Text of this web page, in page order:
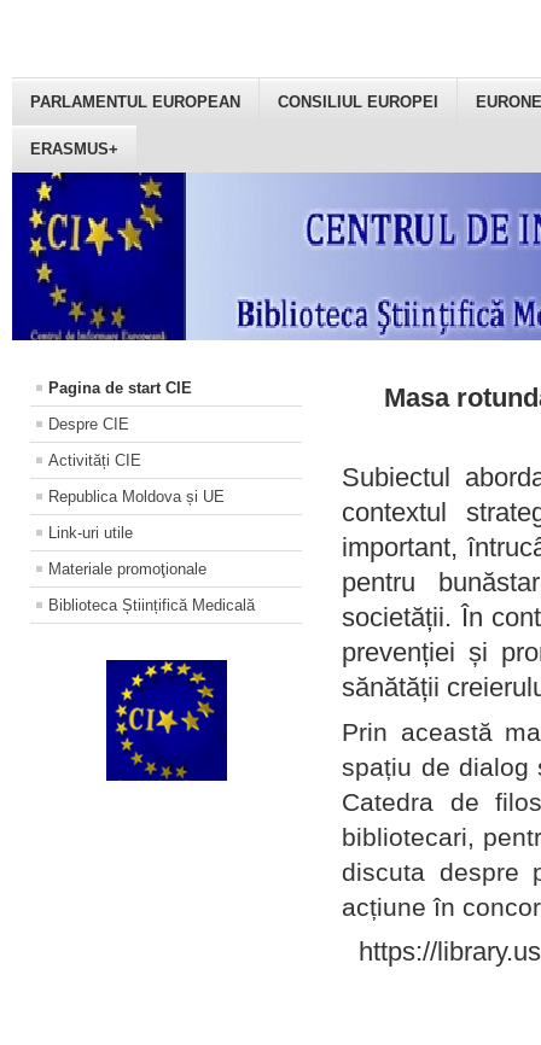
PARLAMENTUL EUROPEAN CONSILIUL EUROPEI
ERASMUS+
Pagina de start CIE
Despre CIE
Activități CIE
Republica Moldova și UE
Link-uri utile
Materiale promoţionale
Biblioteca Științifică Medicală
Masa
Subiectul
contextul
important,
pentru
societății. În
prevenției și
sănătății
Prin această
spațiu de dialog
Catedra de
bibliotecari,
discuta despre
acțiune în
https://